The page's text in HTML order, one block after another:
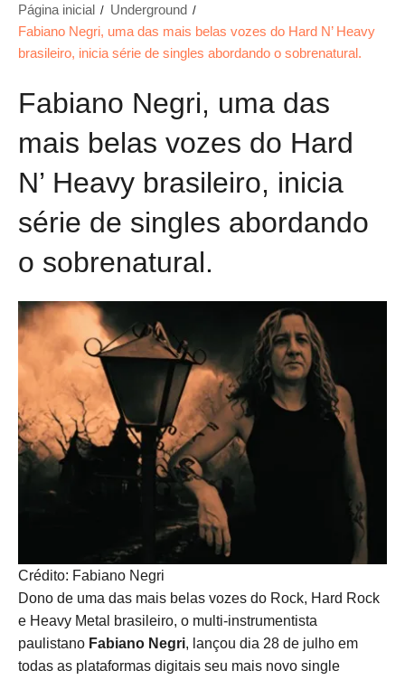
Página inicial
Underground
Fabiano Negri, uma das mais belas vozes do Hard N’ Heavy
brasileiro, inicia série de singles abordando o sobrenatural.
Fabiano Negri, uma das
mais belas vozes do Hard
N’ Heavy brasileiro, inicia
série de singles abordando
o sobrenatural.
Crédito: Fabiano Negri
Dono de uma das mais belas vozes do Rock, Hard Rock
e Heavy Metal brasileiro, o multi-instrumentista
paulistano Fabiano Negri, lançou dia 28 de julho em
todas as plataformas digitais seu mais novo single